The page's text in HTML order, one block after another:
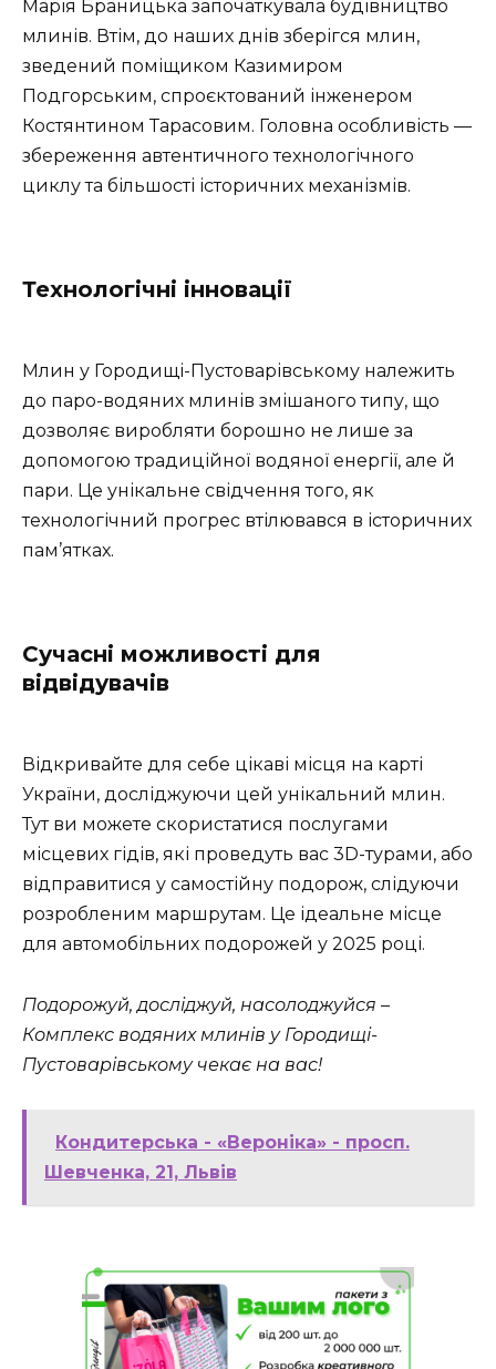
Марія Браницька започаткувала будівництво
млинів. Втім, до наших днів зберігся млин,
зведений поміщиком Казимиром
Подгорським, спроєктований інженером
Костянтином Тарасовим. Головна особливість —
збереження автентичного технологічного
циклу та більшості історичних механізмів.
Технологічні інновації
Млин у Городищі-Пустоварівському належить
до паро-водяних млинів змішаного типу, що
дозволяє виробляти борошно не лише за
допомогою традиційної водяної енергії, але й
пари. Це унікальне свідчення того, як
технологічний прогрес втілювався в історичних
пам’ятках.
Сучасні можливості для
відвідувачів
Відкривайте для себе цікаві місця на карті
України, досліджуючи цей унікальний млин.
Тут ви можете скористатися послугами
місцевих гідів, які проведуть вас 3D-турами, або
відправитися у самостійну подорож, слідуючи
розробленим маршрутам. Це ідеальне місце
для автомобільних подорожей у 2025 році.
Подорожуй, досліджуй, насолоджуйся –
Комплекс водяних млинів у Городищі-
Пустоварівському чекає на вас!
Кондитерська - «Вероніка» - просп.
Шевченка, 21, Львів